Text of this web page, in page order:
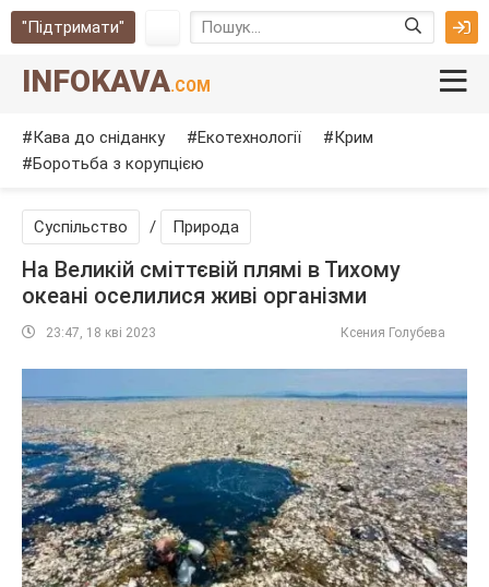
"Підтримати"
INFOKAVA.COM
Кава до сніданку Екотехнології
Крим
Боротьба з корупцією
Суспільство / Природа
На Великій сміттєвій плямі в Тихому
океані оселилися живі організми
23:47, 18 кві 2023 Ксения Голубева